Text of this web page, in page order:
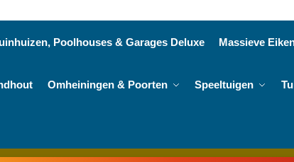
Poolhouses & Garages Deluxe Massieve
Omheiningen & Poorten Speeltuigen